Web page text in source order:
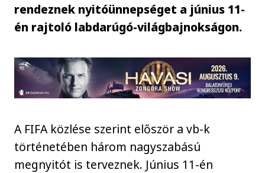
rendeznek nyitóünnepséget a június 11-
én rajtoló labdarúgó-világbajnokságon.
A FIFA közlése szerint először a vb-k
történetében három nagyszabású
megnyitót is terveznek. Június 11-én